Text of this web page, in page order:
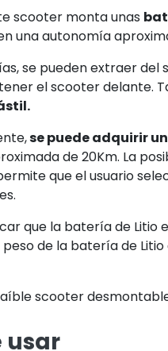
scooter monta unas
una autonomía
se pueden extraer
el scooter delante.
se puede adquirir
de 20Km. La
que el usuario
que la batería de Litio
peso de la batería de Litio
usar